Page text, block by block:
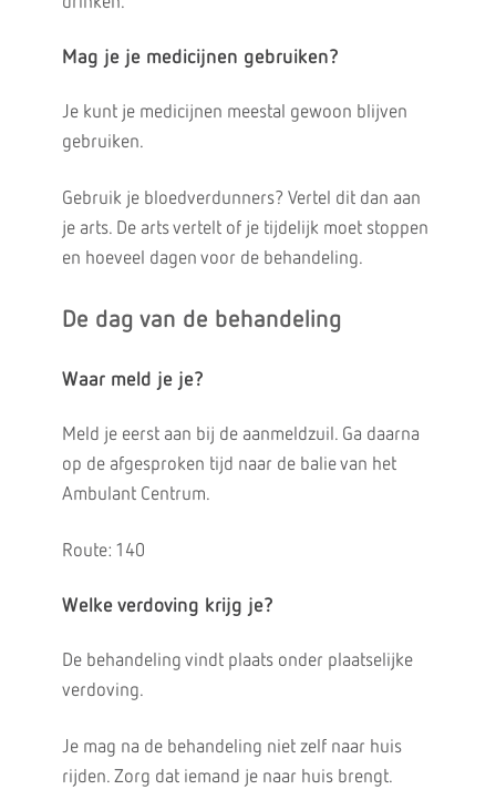
Mag je je medicijnen gebruiken?
Je kunt je medicijnen meestal gewoon blijven
gebruiken.
Gebruik je bloedverdunners? Vertel dit dan aan
je arts. De arts vertelt of je tijdelijk moet stoppen
en hoeveel dagen voor de behandeling.
De dag van de behandeling
Waar meld je je?
Meld je eerst aan bij de aanmeldzuil. Ga daarna
op de afgesproken tijd naar de balie van het
Ambulant Centrum.
Route: 140
Welke verdoving krijg je?
De behandeling vindt plaats onder plaatselijke
verdoving.
Je mag na de behandeling niet zelf naar huis
rijden. Zorg dat iemand je naar huis brengt.